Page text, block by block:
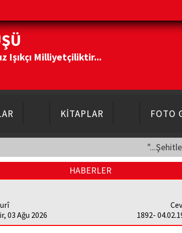
Işıkçı Milliyetçiliktir...
KİTAPLAR FOTO
HABERLER
03 Ağu 2026
1892-